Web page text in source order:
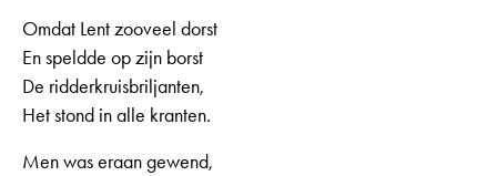
Omdat Lent zooveel dorst
En speldde op zijn borst
De ridderkruisbriljanten,
Het stond in alle kranten.
Men was eraan gewend,